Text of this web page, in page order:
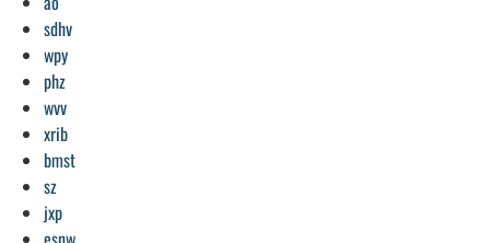
sdhv
wpy
phz
wvv
xrib
bmst
sz
jxp